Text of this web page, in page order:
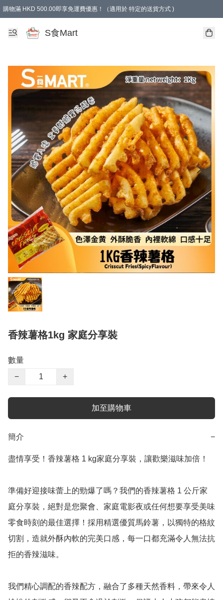
購物滿 HKD 500.00即享免運費優惠！（適用於 特定的送貨方式 )
S食Mart
香辣薯格1kg 家庭分享裝
數量
−
+
加至購物車
簡介 −
盡情享受！香辣薯格 1 kg家庭分享裝，讓歡樂滋味加倍！
準備好迎接味蕾上的勁爆了嗎？我們的香辣薯格 1 公斤家
庭分享裝，絕對是您聚會、家庭電影夜或任何想要享受美味
零食時刻的最佳選擇！採用精選優質馬鈴薯，以獨特的格紋
切割，造就外酥內軟的完美口感，每一口都充滿令人無法抗
拒的香辣滋味。
我們精心調配的香辣配方，融合了多種天然香料，帶來令人